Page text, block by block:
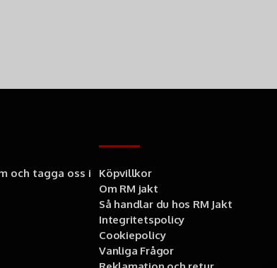
och tagga oss i
Köpvillkor
Om RM jakt
Så handlar du hos RM Jakt
Integritetspolicy
Cookiepolicy
Vanliga Frågor